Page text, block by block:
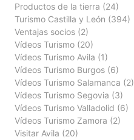
Productos de la tierra (24)
Turismo Castilla y León (394)
Ventajas socios (2)
Vídeos Turismo (20)
Vídeos Turismo Avila (1)
Vídeos Turismo Burgos (6)
Vídeos Turismo Salamanca (2)
Vídeos Turismo Segovia (3)
Vídeos Turismo Valladolid (6)
Vídeos Turismo Zamora (2)
Visitar Avila (20)